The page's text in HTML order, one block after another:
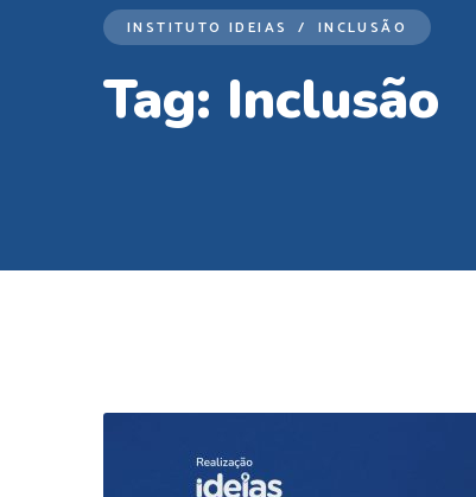
INSTITUTO IDEIAS INCLUSÃO
Tag: Inclusão